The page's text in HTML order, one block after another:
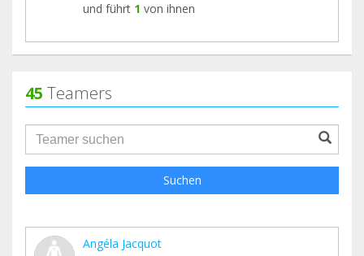
und führt 1 von ihnen
45 Teamers
groupProfile.searchForm.search.text???
Suchen
Angéla Jacquot